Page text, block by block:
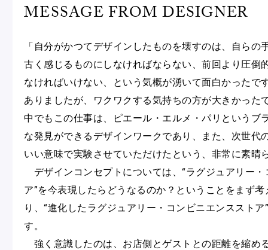
MESSAGE FROM DESIGNER
「自分がかつてデザインしたものを壊すのは、自らの
古く感じるものにしなければならない、前回より圧倒
なければいけない、という気概が湧いて面白かったで
ありましたが、ワクワクする気持ちの方が大きかった
中でもこの仕事は、ピエール・エルメ・パリというブ
な発見ができるデザインワークであり、また、次世代
いい意味で実験させていただけたという、非常に素晴
デザインコンセプトについては、“ラグジュアリー
ア”を今表現したらどうなるのか？ということをまず
り、“進化したラグジュアリー・コンビニエンススト
す。
強く意識したのは、お店側とゲストとの距離を縮め